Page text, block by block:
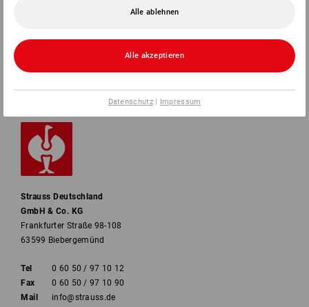
INFORMATIONEN
ZAHLARTEN
Strauss Deutschland
GmbH & Co. KG
Frankfurter Straße 98-108
63599 Biebergemünd
Tel
0 60 50 / 97 10 12
Fax
0 60 50 / 97 10 90
Mail
info@strauss.de
Alle ablehnen
Alle akzeptieren
Datenschutz| Impressum